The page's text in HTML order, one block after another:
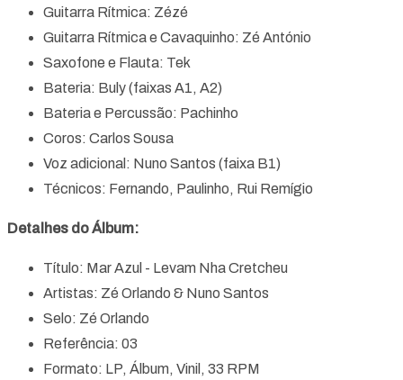
Guitarra Rítmica: Zézé
Guitarra Rítmica e Cavaquinho: Zé António
Saxofone e Flauta: Tek
Bateria: Buly (faixas A1, A2)
Bateria e Percussão: Pachinho
Coros: Carlos Sousa
Voz adicional: Nuno Santos (faixa B1)
Técnicos: Fernando, Paulinho, Rui Remígio
Detalhes do Álbum:
Título: Mar Azul - Levam Nha Cretcheu
Artistas: Zé Orlando & Nuno Santos
Selo: Zé Orlando
Referência: 03
Formato: LP, Álbum, Vinil, 33 RPM